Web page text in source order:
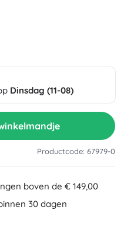
Dinsdag (11-08)
Productcode: 67979-0
boven de € 149,00
30 dagen